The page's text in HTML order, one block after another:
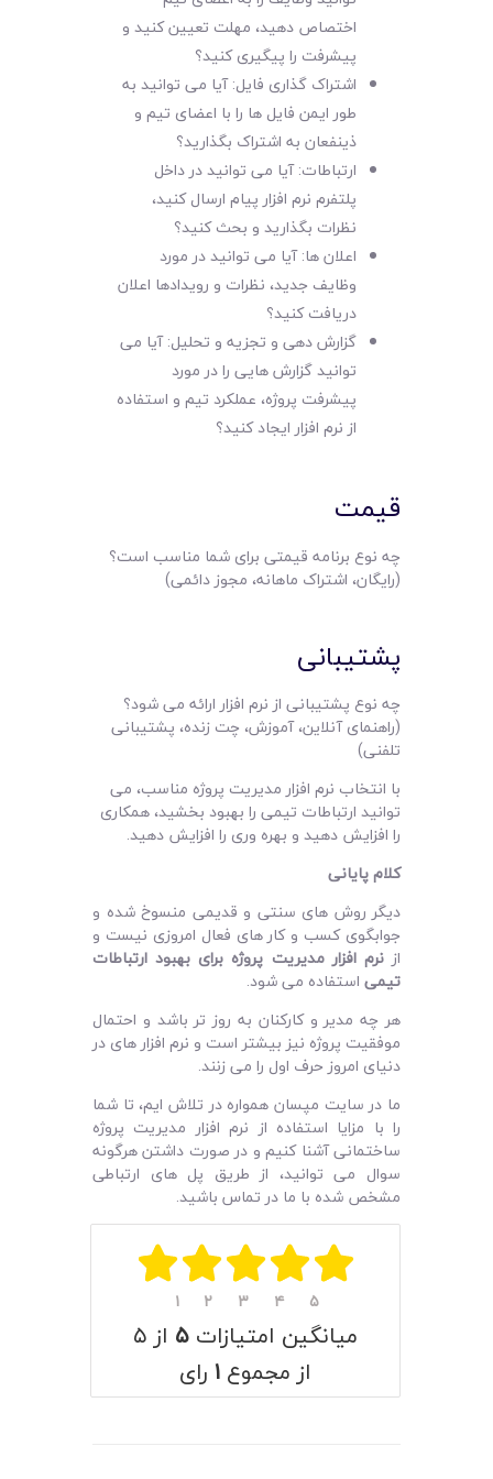
اختصاص دهید، مهلت تعیین کنید و
پیشرفت را پیگیری کنید؟
اشتراک گذاری فایل: آیا می توانید به
طور ایمن فایل ها را با اعضای تیم و
ذینفعان به اشتراک بگذارید؟
ارتباطات: آیا می توانید در داخل
پلتفرم نرم افزار پیام ارسال کنید،
نظرات بگذارید و بحث کنید؟
اعلان ها: آیا می توانید در مورد
وظایف جدید، نظرات و رویدادها اعلان
دریافت کنید؟
گزارش دهی و تجزیه و تحلیل: آیا می
توانید گزارش هایی را در مورد
پیشرفت پروژه، عملکرد تیم و استفاده
از نرم افزار ایجاد کنید؟
قیمت
چه نوع برنامه قیمتی برای شما مناسب است؟
(رایگان، اشتراک ماهانه، مجوز دائمی)
پشتیبانی
چه نوع پشتیبانی از نرم افزار ارائه می شود؟
(راهنمای آنلاین، آموزش، چت زنده، پشتیبانی
تلفنی)
با انتخاب نرم افزار مدیریت پروژه مناسب، می
توانید ارتباطات تیمی را بهبود بخشید، همکاری
را افزایش دهید و بهره وری را افزایش دهید.
کلام پایانی
دیگر روش های سنتی و قدیمی منسوخ شده و
جوابگوی کسب و کار های فعال امروزی نیست و
ازنرم افزار مدیریت پروژه برای بهبود ارتباطات
تیمی استفاده می شود.
هر چه مدیر و کارکنان به روز تر باشد و احتمال
موفقیت پروژه نیز بیشتر است و نرم افزار های در
دنیای امروز حرف اول را می زنند.
ما در سایت مپسان همواره در تلاش ایم، تا شما
را با مزایا استفاده از نرم افزار مدیریت پروژه
ساختمانی آشنا کنیم و‌ در صورت داشتن هرگونه
سوال می توانید، از طریق پل های ارتباطی
مشخص شده با ما در تماس باشید.
۱ ۲ ۳ ۴ ۵
میانگین امتیازات ۵ از ۵
از مجموع ۱ رای